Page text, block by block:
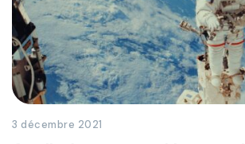
3 décembre 2021